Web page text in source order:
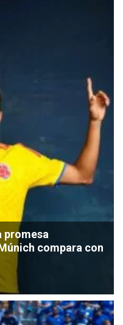
promesa
compara con